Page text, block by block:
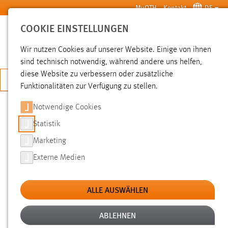
Zum Hauptinhalt springen MyOTH Kontakt DE
SUCHE
JETZT BEWERBEN
Hochschule Aktuelles Pressemeldungen
WISSENS- UND
TECHNOLOGIETRANSFER ZUM
NACHLESEN: OTH AMBERG-WEIDEN
VERÖFFENTLICHT
FORSCHUNGSBERICHT 2022
COOKIE EINSTELLUNGEN
Wir nutzen Cookies auf unserer Website. Einige von ihnen
sind technisch notwendig, während andere uns helfen,
diese Website zu verbessern oder zusätzliche
Funktionalitäten zur Verfügung zu stellen.
Notwendige Cookies
Statistik
Marketing
Externe Medien
ALLE AUSWÄHLEN
ABLEHNEN